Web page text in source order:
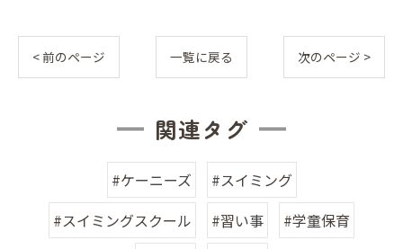
< 前のページ 一覧に戻る 次のページ >
関連タグ
#ケーニーズ
#スイミング
#スイミングスクール
#習い事
#学童保育